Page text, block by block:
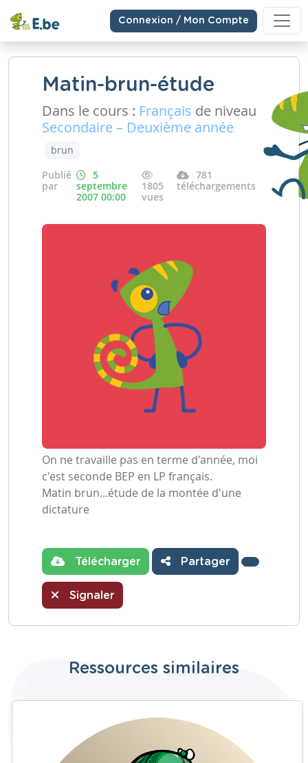
Connexion / Mon Compte
Matin-brun-étude
Dans le cours : Français de niveau
Secondaire – Deuxième année
brun
Publié
par
5
septembre
2007 00:00
1805
vues
781
téléchargements
On ne travaille pas en terme d'année, moi
c'est seconde BEP en LP français.
Matin brun...étude de la montée d'une
dictature
Télécharger Partager
Signaler
Ressources similaires